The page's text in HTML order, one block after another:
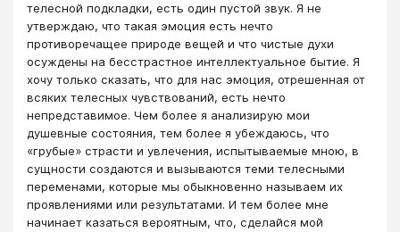
телесной подкладки, есть один пустой звук. Я не
утверждаю, что такая эмоция есть нечто
противоречащее природе вещей и что чистые духи
осуждены на бесстрастное интеллектуальное бытие. Я
хочу только сказать, что для нас эмоция, отрешенная от
всяких телесных чувствований, есть нечто
непредставимое. Чем более я анализирую мои
душевные состояния, тем более я убеждаюсь, что
«грубые» страсти и увлечения, испытываемые мною, в
сущности создаются и вызываются теми телесными
переменами, которые мы обыкновенно называем их
проявлениями или результатами. И тем более мне
начинает казаться вероятным, что, сделайся мой